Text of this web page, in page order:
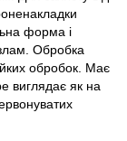
форма і
Обробка
обробок. Має
виглядає як на